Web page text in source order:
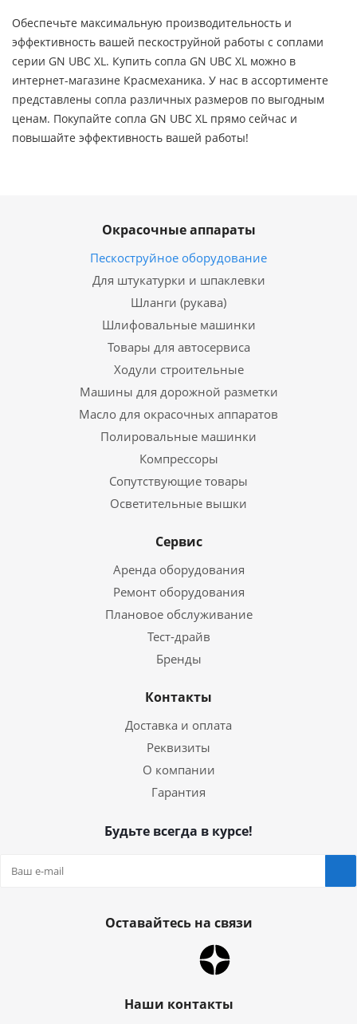
Обеспечьте максимальную производительность и
эффективность вашей пескоструйной работы с соплами
серии GN UBC XL. Купить сопла GN UBC XL можно в
интернет-магазине Красмеханика. У нас в ассортименте
представлены сопла различных размеров по выгодным
ценам. Покупайте сопла GN UBC XL прямо сейчас и
повышайте эффективность вашей работы!
Окрасочные аппараты
Пескоструйное оборудование
Для штукатурки и шпаклевки
Шланги (рукава)
Шлифовальные машинки
Товары для автосервиса
Ходули строительные
Машины для дорожной разметки
Масло для окрасочных аппаратов
Полировальные машинки
Компрессоры
Сопутствующие товары
Осветительные вышки
Сервис
Аренда оборудования
Ремонт оборудования
Плановое обслуживание
Тест-драйв
Бренды
Контакты
Доставка и оплата
Реквизиты
О компании
Гарантия
Будьте всегда в курсе!
Оставайтесь на связи
Наши контакты